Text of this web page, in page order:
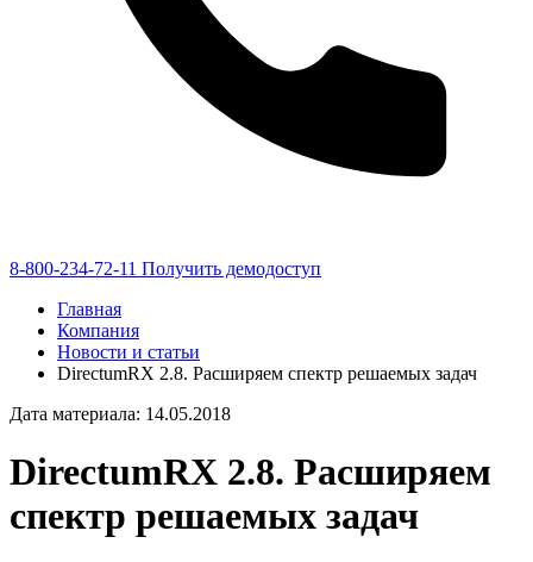
8-800-234-72-11 Получить демодоступ
Главная
Компания
Новости и статьи
DirectumRX 2.8. Расширяем спектр решаемых задач
Дата материала: 14.05.2018
DirectumRX 2.8. Расширяем
спектр решаемых задач